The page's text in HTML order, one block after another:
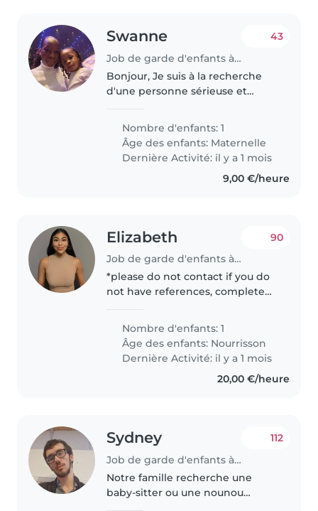
Swanne
Job de garde d'enfants à Paris
43
Bonjour, Je suis à la recherche
d'une personne sérieuse et
maternelle en septembre 2026 à
l'école située rue Simon Bolivar..
Nombre d'enfants: 1
Âge des enfants: Maternelle
Dernière Activité: il y a 1 mois
9,00 €/heure
Elizabeth
Job de garde d'enfants à Paris
90
*please do not contact if you do
not have references, completed
experience in child care* Hello!
I'm a Mexican-American living in
Paris with my husband and..
Nombre d'enfants: 1
Âge des enfants: Nourrisson
Dernière Activité: il y a 1 mois
20,00 €/heure
Sydney
Job de garde d'enfants à Paris
112
Notre famille recherche une
baby-sitter ou une nounou